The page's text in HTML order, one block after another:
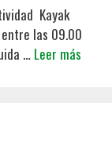
Kayak
las 09.00
… Leer más